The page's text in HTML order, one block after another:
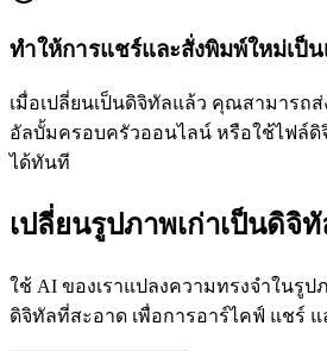
ทำให้การแชร์และสั่งพิมพ์ใหม่เป็น
เมื่อเปลี่ยนเป็นดิจิทัลแล้ว คุณสามารถ
อัลบั้มครอบครัวออนไลน์ หรือใช้ไฟล์ดิ
ได้ทันที
เปลี่ยนรูปภาพเก่าเป็นดิจิ
ใช้ AI ของเราแปลงความทรงจำในรูป
ดิจิทัลที่สะอาด เพื่อการอาร์ไคฟ์ แชร์